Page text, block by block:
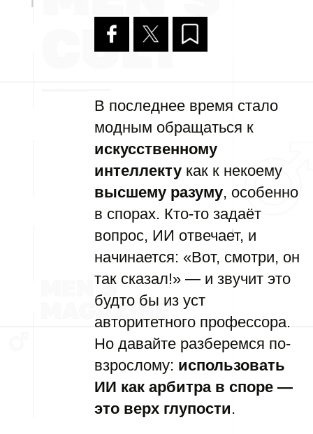
В последнее время стало
модным обращаться к
искусственному
интеллекту как к некоему
высшему разуму, особенно
в спорах. Кто-то задаёт
вопрос, ИИ отвечает, и
начинается: «Вот, смотри, он
так сказал!» — и звучит это
будто бы из уст
авторитетного профессора.
Но давайте разберемся по-
взрослому: использовать
ИИ как арбитра в споре —
это верх глупости.